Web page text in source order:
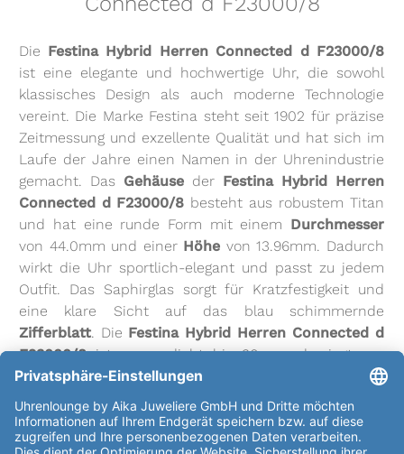
Die Festina Hybrid Herren Connected d F23000/8
ist eine elegante und hochwertige Uhr, die sowohl
klassisches Design als auch moderne Technologie
vereint. Die Marke Festina steht seit 1902 für präzise
Zeitmessung und exzellente Qualität und hat sich im
Laufe der Jahre einen Namen in der Uhrenindustrie
gemacht. Das Gehäuse der Festina Hybrid Herren
Connected d F23000/8 besteht aus robustem Titan
und hat eine runde Form mit einem Durchmesser
von 44.0mm und einer Höhe von 13.96mm. Dadurch
wirkt die Uhr sportlich-elegant und passt zu jedem
Outfit. Das Saphirglas sorgt für Kratzfestigkeit und
eine klare Sicht auf das blau schimmernde
Zifferblatt. Die Festina Hybrid Herren Connected d
F23000/8ist wasserdicht bis 30m und wiegt nur
90.82g, was sie angenehm leicht am Handgelenk
macht. Das Silikonarmband in gelb mit einer
Dornschließe passt sich bequem an das Handgelenk
an und sorgt für einen sicheren Halt. Die Uhr verfügt